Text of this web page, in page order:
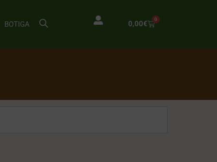
BOTIGA 0,00€
0